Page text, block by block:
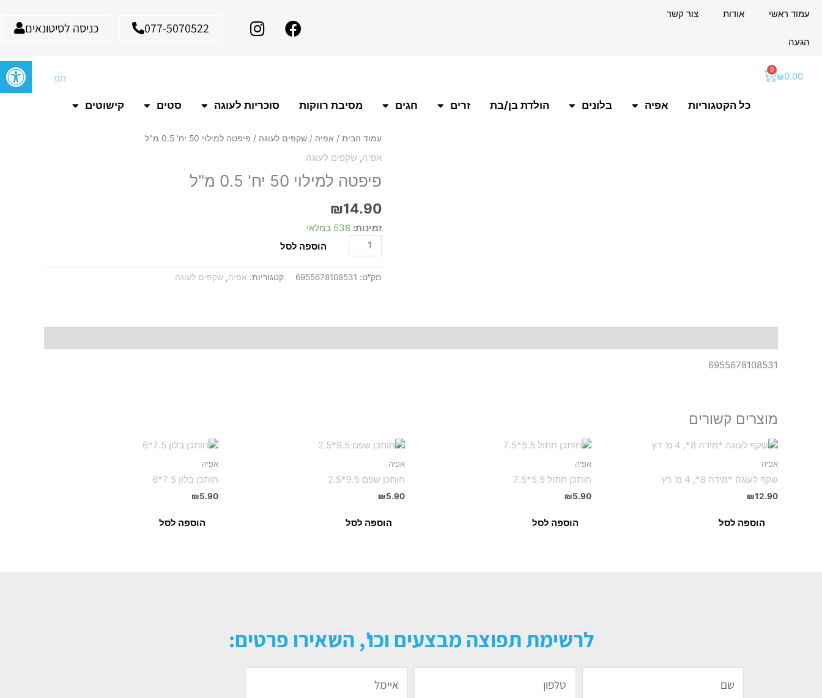
פתח
לתוכןעמוד ראשי אודות צור קשר
הגעה
F
a
k
I
n
g
a
077-5070522 כניסה לסיטונאים
₪0.00
0
עגלת
כל הקטגוריות אפיה בלונים הולדת בן/בת זרים חגים מסיבת רווקות סוכריות לעוגה סטים קישוטים
עמוד הבית / אפיה / שקפים לעוגה / פיפטה למילוי 50 יח' 0.5 מ"ל
אפיה, שקפים לעוגה
פיפטה למילוי 50 יח' 0.5 מ"ל
₪14.90
זמינות: 538 במלאי
כמות
פיפטה
למילוי
יח'
מ"ל
הוספה לסל
מק"ט: 6955678108531 קטגוריות: אפיה, שקפים לעוגה
6955678108531
מוצרים קשורים
אפיה
שקף לעוגה *מידה 8*, 4 מ' רץ
₪12.90
הוספה לסל
אפיה
חותכן חתול 5.5*7.5
₪5.90
הוספה לסל
אפיה
חותכן שפם 9.5*2.5
₪5.90
הוספה לסל
אפיה
חותכן בלון 7.5*6
₪5.90
הוספה לסל
לרשימת תפוצה מבצעים וכו', השאירו פרטים: